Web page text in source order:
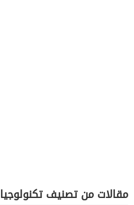
مقالات من تصنيف تكنولوجيا